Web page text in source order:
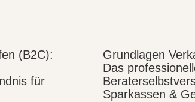
(B2C):
für
Grundlagen
Das
Sparkassen &